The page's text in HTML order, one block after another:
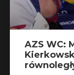
AZS WC: